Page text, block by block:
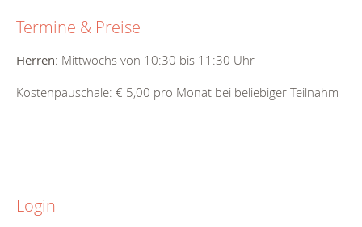
Login
Termine & Preise
Herren: Mittwochs von 10:30 bis 11:30 Uhr
Kostenpauschale: € 5,00 pro Monat bei beliebiger Teilnahm